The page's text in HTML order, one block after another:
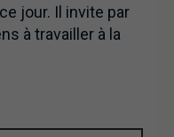
jour. Il invite par
à travailler à la